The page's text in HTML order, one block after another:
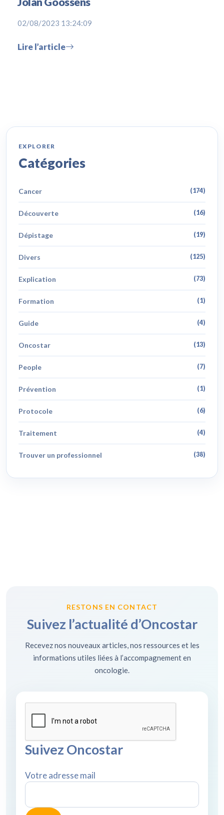
02/08/2023 13:24:09
Lire l’article
EXPLORER
Catégories
Cancer (174)
Découverte (16)
Dépistage (19)
Divers (125)
Explication (73)
Formation (1)
Guide (4)
Oncostar (13)
People (7)
Prévention (1)
Protocole (6)
Traitement (4)
Trouver un professionnel (38)
RESTONS EN CONTACT
Suivez l’actualité d’Oncostar
Recevez nos nouveaux articles, nos ressources et les
informations utiles liées à l’accompagnement en
oncologie.
Suivez Oncostar
Votre adresse mail